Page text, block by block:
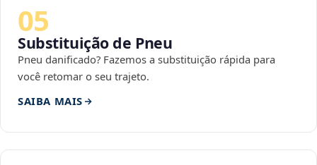
05
Substituição de Pneu
Pneu danificado? Fazemos a substituição rápida para
você retomar o seu trajeto.
SAIBA MAIS